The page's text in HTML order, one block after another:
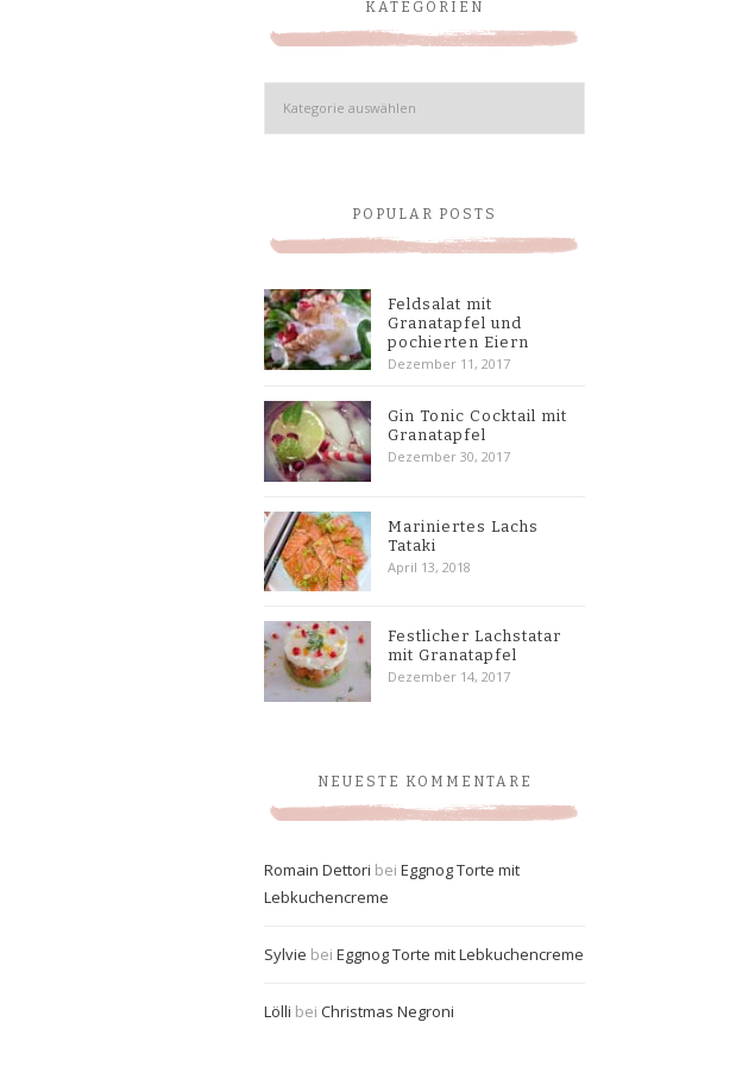
KATEGORIEN
Kategorien
POPULAR POSTS
Feldsalat mit
Granatapfel und
pochierten Eiern
Dezember 11, 2017
Gin Tonic Cocktail mit
Granatapfel
Dezember 30, 2017
Mariniertes Lachs
Tataki
April 13, 2018
Festlicher Lachstatar
mit Granatapfel
Dezember 14, 2017
NEUESTE KOMMENTARE
Romain Dettori bei Eggnog Torte mit
Lebkuchencreme
Sylvie bei Eggnog Torte mit Lebkuchencreme
Lölli bei Christmas Negroni